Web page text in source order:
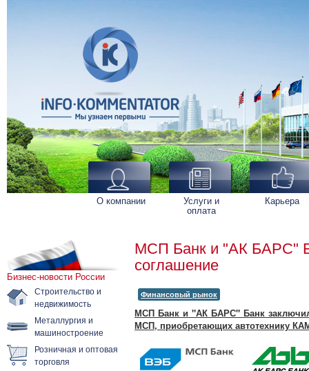
О компании Услуги и
оплата
Карьера
Бизнес-новости России
Строительство и
недвижимость
Металлургия и
машиностроение
Розничная и оптовая
торговля
МСП Банк и "АК БАРС"
соглашение
Финансовый рынок
МСП Банк и "АК БАРС" Банк
МСП, приобретающих автотехнику